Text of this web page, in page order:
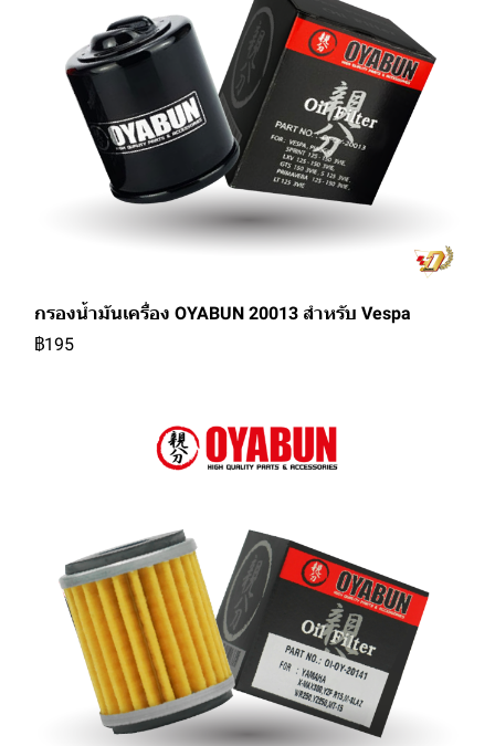
กรองน้ำมันเครื่อง OYABUN 20013 สำหรับ Vespa
฿195